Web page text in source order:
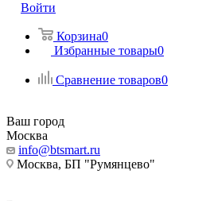
Войти
Корзина0
Избранные товары0
Сравнение товаров0
Ваш город
Москва
info@btsmart.ru
Москва, БП "Румянцево"